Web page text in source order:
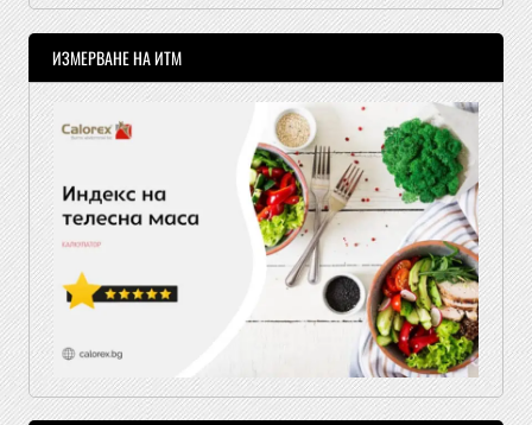
ИЗМЕРВАНЕ НА ИТМ